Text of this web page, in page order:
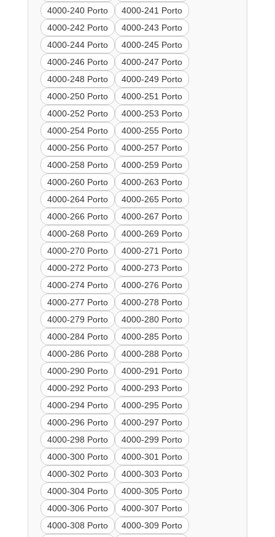
4000-240 Porto
4000-241 Porto
4000-242 Porto
4000-243 Porto
4000-244 Porto
4000-245 Porto
4000-246 Porto
4000-247 Porto
4000-248 Porto
4000-249 Porto
4000-250 Porto
4000-251 Porto
4000-252 Porto
4000-253 Porto
4000-254 Porto
4000-255 Porto
4000-256 Porto
4000-257 Porto
4000-258 Porto
4000-259 Porto
4000-260 Porto
4000-263 Porto
4000-264 Porto
4000-265 Porto
4000-266 Porto
4000-267 Porto
4000-268 Porto
4000-269 Porto
4000-270 Porto
4000-271 Porto
4000-272 Porto
4000-273 Porto
4000-274 Porto
4000-276 Porto
4000-277 Porto
4000-278 Porto
4000-279 Porto
4000-280 Porto
4000-284 Porto
4000-285 Porto
4000-286 Porto
4000-288 Porto
4000-290 Porto
4000-291 Porto
4000-292 Porto
4000-293 Porto
4000-294 Porto
4000-295 Porto
4000-296 Porto
4000-297 Porto
4000-298 Porto
4000-299 Porto
4000-300 Porto
4000-301 Porto
4000-302 Porto
4000-303 Porto
4000-304 Porto
4000-305 Porto
4000-306 Porto
4000-307 Porto
4000-308 Porto
4000-309 Porto